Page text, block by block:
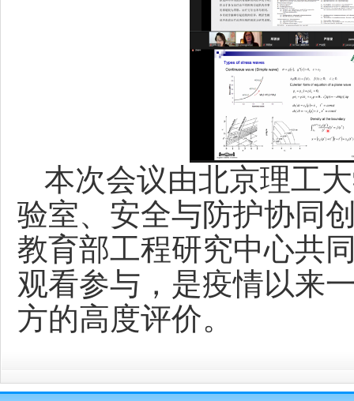
本次会议由北京理工
验室、安全与防护协同
教育部工程研究中心共
观看参与，是疫情以来
方的高度评价。